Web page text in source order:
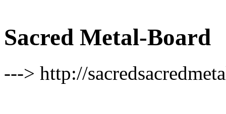
Sacred Metal-Board
---> http://